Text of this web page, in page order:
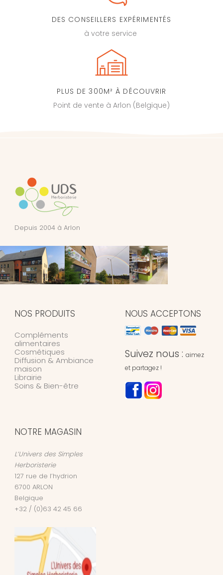
DES CONSEILLERS EXPÉRIMENTÉS
à votre service
PLUS DE 300M² À DÉCOUVRIR
Point de vente à Arlon (Belgique)
Depuis 2004 à Arlon
NOS PRODUITS
Compléments
alimentaires
Cosmétiques
Diffusion & Ambiance
maison
Librairie
Soins & Bien-être
NOUS ACCEPTONS
Suivez nous : aimez
et partagez !
NOTRE MAGASIN
L’Univers des Simples
Herboristerie
127 rue de l’hydrion
6700 ARLON
Belgique
+32 / (0)63 42 45 66